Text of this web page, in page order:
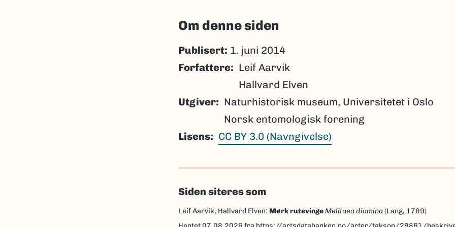
Om denne siden
Publisert: 1. juni 2014
Forfattere
Leif Aarvik
Hallvard Elven
Utgiver
Naturhistorisk museum, Universitetet i Oslo
Norsk entomologisk forening
Lisens
CC BY 3.0 (Navngivelse)
Siden siteres som
Leif Aarvik, Hallvard Elven: Mørk rutevingeMelitaea diamina(Lang, 1789)